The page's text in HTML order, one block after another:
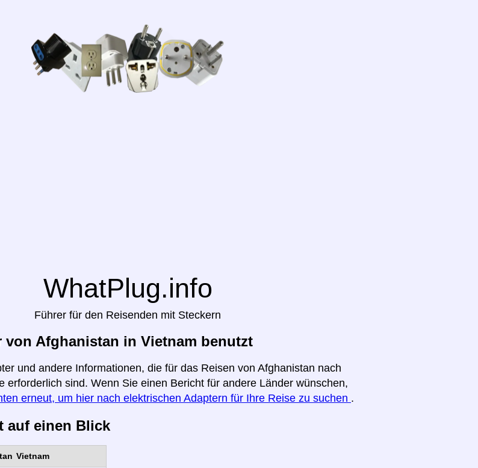
WhatPlug.info
Führer für den Reisenden mit Steckern
von Afghanistan in Vietnam benutzt
und andere Informationen, die für das Reisen von Afghanistan nach
erforderlich sind. Wenn Sie einen Bericht für andere Länder wünschen,
erneut, um hier nach elektrischen Adaptern für Ihre Reise zu suchen .
auf einen Blick
Vietnam